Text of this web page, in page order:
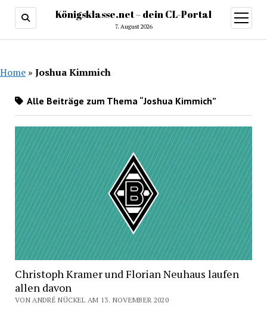
Königsklasse.net – dein CL-Portal
7. August 2026
Menü
öffnen
Home » Joshua Kimmich
Alle Beiträge zum Thema “Joshua Kimmich”
Christoph Kramer und Florian Neuhaus laufen
allen davon
VON ANDRÉ NÜCKEL AM 13. NOVEMBER 2020